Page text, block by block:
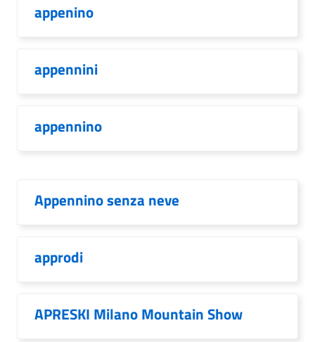
appenino
appennini
appennino
Appennino senza neve
approdi
APRESKI Milano Mountain Show